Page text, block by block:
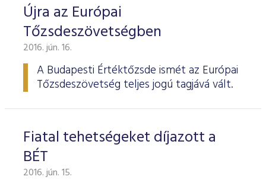
Újra az Európai
Tőzsdeszövetségben
2016. jún. 16.
A Budapesti Értéktőzsde ismét az Európai
Tőzsdeszövetség teljes jogú tagjává vált.
Fiatal tehetségeket díjazott a
BÉT
2016. jún. 15.